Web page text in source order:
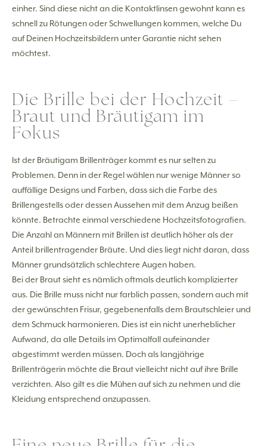
einher. Sind diese nicht an die Kontaktlinsen gewohnt kann es
schnell zu Rötungen oder Schwellungen kommen, welche Du
auf Deinen Hochzeitsbildern unter Garantie nicht sehen
möchtest.
Die Brille bei der Hochzeit –
Braut und Bräutigam im
Fokus
Ist der Bräutigam Brillenträger kommt es nur selten zu
Problemen. Denn in der Regel wählen nur wenige Männer so
auffällige Designs und Farben, dass sich die Farbe des
Brillengestells oder dessen Aussehen mit dem Anzug beißen
könnte. Betrachte einmal verschiedene Hochzeitsfotografien.
Die Anzahl an Männern mit Brillen ist deutlich höher als der
Anteil brillentragender Bräute. Und dies liegt nicht daran, dass
Männer grundsätzlich schlechtere Augen haben.
Bei der Braut sieht es nämlich oftmals deutlich komplizierter
aus. Die Brille muss nicht nur farblich passen, sondern auch mit
der gewünschten Frisur, gegebenenfalls dem Brautschleier und
dem Schmuck harmonieren. Dies ist ein nicht unerheblicher
Aufwand, da alle Details im Optimalfall aufeinander
abgestimmt werden müssen. Doch als langjährige
Brillenträgerin möchte die Braut vielleicht nicht auf ihre Brille
verzichten. Also gilt es die Mühen auf sich zu nehmen und die
Kleidung entsprechend anzupassen.